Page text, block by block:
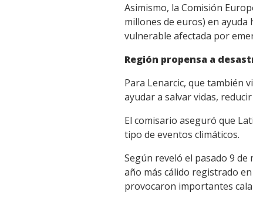
Asimismo, la Comisión
millones de euros) en ayuda
vulnerable afectada por
Región propensa a
Para Lenarcic, que también
ayudar a salvar vidas,
El comisario aseguró que
tipo de eventos climáticos.
Según reveló el pasado 9
año más cálido registrado
provocaron importantes